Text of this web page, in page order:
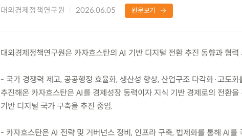
대외경제정책연구원 2026.06.05 원문보기
대외경제정책연구원은 카자흐스탄의 AI 기반 디지털 전환 추진 동향과 협
- 국가 경쟁력 제고, 공공행정 효율화, 생산성 향상, 산업구조 다각화·고도
추진해온 카자흐스탄은 AI를 경제성장 동력이자 지식 기반 경제로의 전환
기반 디지털 국가 구축을 추진 중임.
- 카자흐스탄은 AI 전략 및 거버넌스 정비, 인프라 구축, 법제화를 통해 AI를